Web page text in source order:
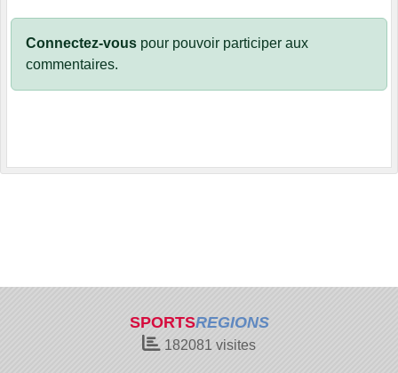
Connectez-vous pour pouvoir participer aux
commentaires.
SPORTSREGIONS
182081 visites